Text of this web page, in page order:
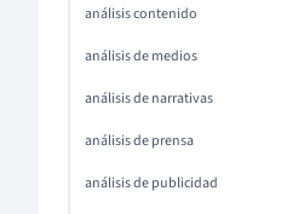
análisis contenido
análisis de medios
análisis de narrativas
análisis de prensa
análisis de publicidad